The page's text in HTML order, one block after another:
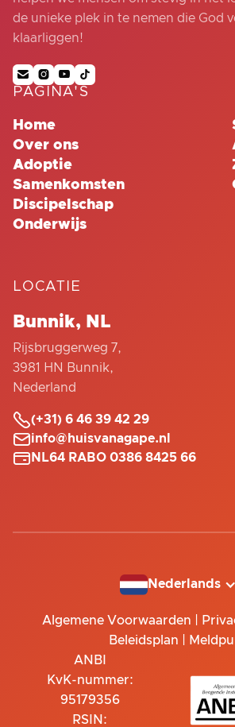
de unieke plek in te nemen die God
klaarliggen!
   
PAGINA'S
Home
Over ons
Adoptie
Samenkomsten
Discipelschap
Onderwijs
LOCATIE
Bunnik, NL
Rijsbruggerweg 7,
3981 HN Bunnik,
Nederland
(+31) 6 46 39 42 29
info@huisvanagape.nl
 NL64 RABO 0386 8425 66
Nederlands
Algemene Voorwaarden
Beleidsplan
ANBI
KvK-nummer:
95179356
RSIN: